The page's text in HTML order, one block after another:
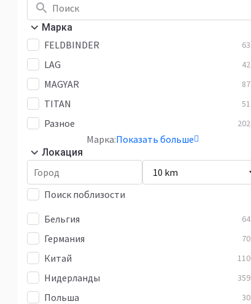
Марка
FELDBINDER 63
LAG 42
MAGYAR 87
TITAN 51
Разное 202
Марка:Показать больше
Локация
Поиск поблизости
Бельгия
64
Германия 70
Китай 110
Нидерланды 359
Польша 30